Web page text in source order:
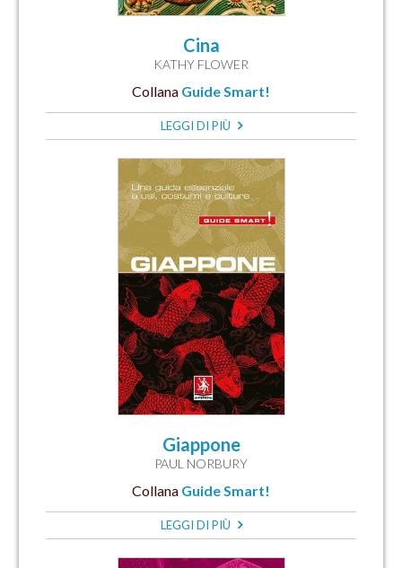
Cina
KATHY FLOWER
Collana Guide Smart!
LEGGI DI PIÙ
Giappone
PAUL NORBURY
Collana Guide Smart!
LEGGI DI PIÙ